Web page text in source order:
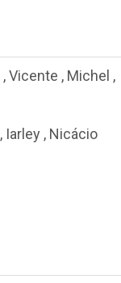
,Vicente , Michel ,
, Iarley , Nicácio